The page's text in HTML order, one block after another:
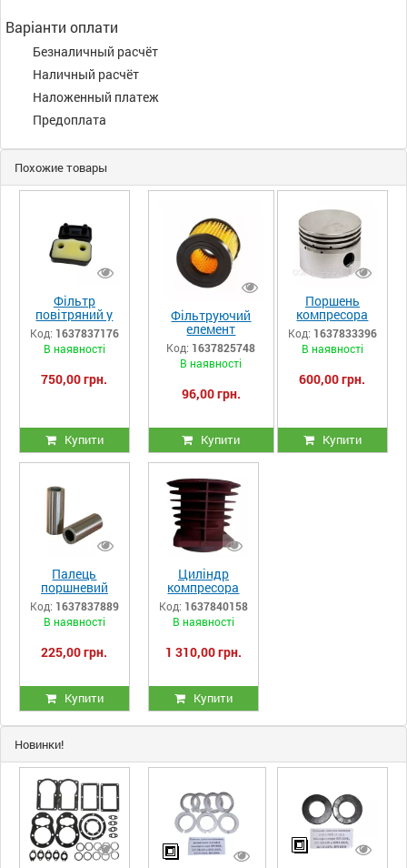
Варіанти оплати
Безналичный расчёт
Наличный расчёт
Наложенный платеж
Предоплата
Похожие товары
Фільтр
повітряний у
зборі
(прямокутний)
компресора
ЛБ 30, ЛБ40
Код: 1637837176
В наявності
750,00 грн.
Купити
Фільтруючий
елемент
(фільтроелемент)
компресора LB-
30, LB-40, ЛБ30,
Код: 1637825748
В наявності
96,00 грн.
Купити
Поршень
компресора
(65 мм) LB-30,
LB-40, LH-20,
ЛБ30, ЛБ40
Код: 1637833396
В наявності
600,00 грн.
Купити
Палець
поршневий
компресора
LB-30, LB-40,
LH-20, ЛБ 30,
Код: 1637837889
В наявності
225,00 грн.
Купити
Циліндр
компресора
LB-30, LB-40,
LH-20, ЛБ 30,
ЛБ40
Код: 1637840158
В наявності
1 310,00 грн.
Купити
Новинки!